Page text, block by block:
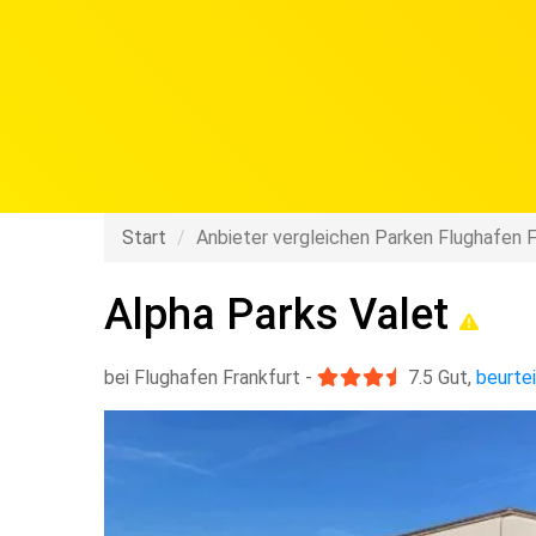
Start Anbieter vergleichen Parken Flughafen
Alpha Parks Valet
bei Flughafen Frankfurt - 7.5 Gut,